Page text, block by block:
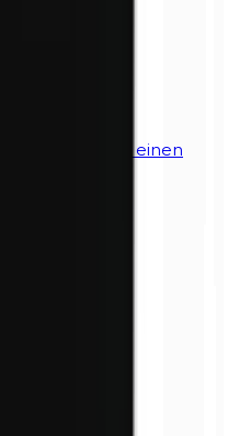
Sie zuerst einen